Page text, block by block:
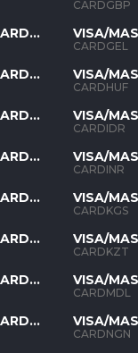
GBP
CARDGBP
VISA/
GEL
CARDGEL
VISA/
HUF
CARDHUF
VISA/
IDR
CARDIDR
VISA/
INR
CARDINR
VISA/
KGS
CARDKGS
VISA/
KZT
CARDKZT
VISA/
MDL
CARDMDL
VISA/
NGN
CARDNGN